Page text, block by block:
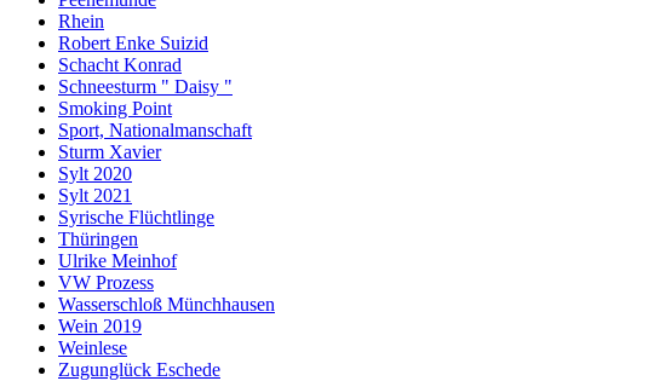
Rhein
Robert Enke Suizid
Schacht Konrad
Schneesturm " Daisy "
Smoking Point
Sport, Nationalmanschaft
Sturm Xavier
Sylt 2020
Sylt 2021
Syrische Flüchtlinge
Thüringen
Ulrike Meinhof
VW Prozess
Wasserschloß Münchhausen
Wein 2019
Weinlese
Zugunglück Eschede